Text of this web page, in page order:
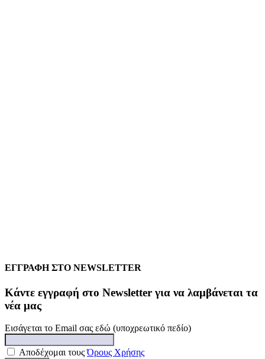
ΕΓΓΡΑΦΗ ΣΤΟ NEWSLETTER
Kάντε εγγραφή στο Newsletter για να λαμβάνεται τα
νέα μας
Εισάγεται το Email σας εδώ (υποχρεωτικό πεδίο)
Αποδέχομαι τουςΌρους Χρήσης